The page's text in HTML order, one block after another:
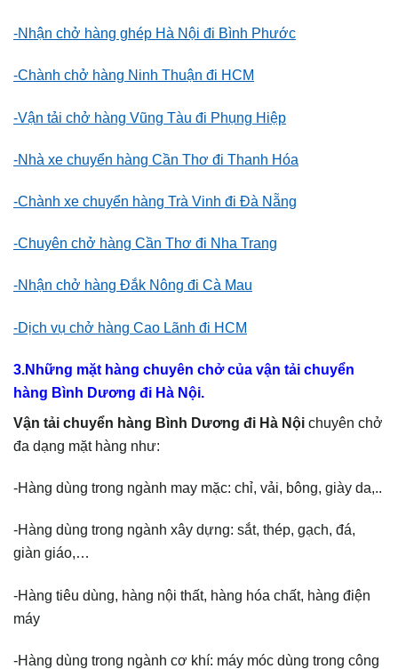
-Nhận chở hàng ghép Hà Nội đi Bình Phước
-Chành chở hàng Ninh Thuận đi HCM
-Vận tải chở hàng Vũng Tàu đi Phụng Hiệp
-Nhà xe chuyển hàng Cần Thơ đi Thanh Hóa
-Chành xe chuyển hàng Trà Vinh đi Đà Nẵng
-Chuyên chở hàng Cần Thơ đi Nha Trang
-Nhận chở hàng Đắk Nông đi Cà Mau
-Dịch vụ chở hàng Cao Lãnh đi HCM
3.Những mặt hàng chuyên chở của vận tải chuyển
hàng Bình Dương đi Hà Nội.
Vận tải chuyển hàng Bình Dương đi Hà Nội chuyên chở
đa dạng mặt hàng như:
-Hàng dùng trong ngành may mặc: chỉ, vải, bông, giày da,..
-Hàng dùng trong ngành xây dựng: sắt, thép, gạch, đá,
giàn giáo,…
-Hàng tiêu dùng, hàng nội thất, hàng hóa chất, hàng điện
máy
-Hàng dùng trong ngành cơ khí: máy móc dùng trong công